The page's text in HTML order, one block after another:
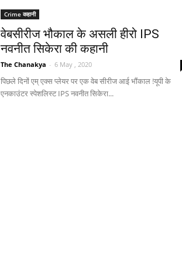
Crime कहानी
वेबसीरीज भौकाल के असली हीरो IPS
नवनीत सिकेरा की कहानी
The Chanakya - 6 May , 2020
पिछले दिनों एम् एक्स प्लेयर पर एक वेब सीरीज आई भौंकाल !यूपी के
एनकाउंटर स्पेशलिस्ट IPS नवनीत सिकेरा...